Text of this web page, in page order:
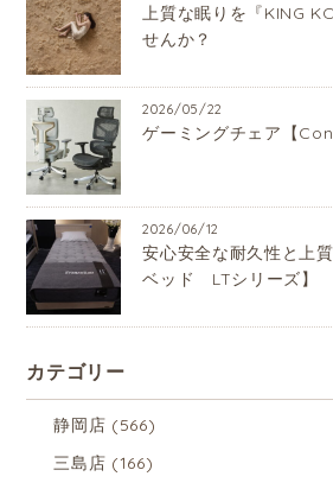
上質な眠りを『KING
せんか？
2026/05/22
ゲーミングチェア【
2026/06/12
安心安全な耐久性と上
ベッド LTシリーズ】
カテゴリー
静岡店 (566)
三島店 (166)